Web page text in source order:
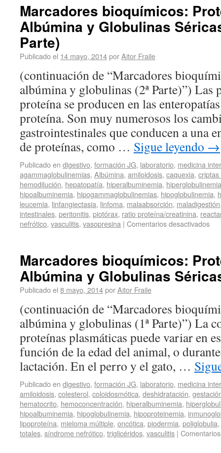
Marcadores bioquímicos:
Albúmina y Globulinas
Parte)
Publicado el 14 mayo, 2014porAitor Fraile
(continuación de “Marcadores
albúmina y globulinas (2ª Parte)”) Las
proteína se producen en las
proteína. Son muy numerosos los
gastrointestinales que conducen a una
de proteínas, como … Sigue leyendo →
Publicado en digestivo, formación JG, laboratorio, medicina
agammaglobulinemias, Albúmina, amiloidosis, caquexia,
hemodilución, hepatopatía, hiperalbuminemia, hiperglobulinemia
hipoalbuminemia, hipogammaglobulinemias, hipoglobulinemia,
leucemia, linfangiectasia, linfoma, malaabsorción, maladigestión
intestinales, peritonitis, piotórax, ratio proteína/creatinina,
nefrótico, vasculitis, vasopresina | Comentarios desactivados
Marcadores bioquímicos:
Albúmina y Globulinas
Publicado el 8 mayo, 2014porAitor Fraile
(continuación de “Marcadores
albúmina y globulinas (1ª Parte)”) La
proteínas plasmáticas puede variar en
función de la edad del animal, o
lactación. En el perro y el gato, …
Publicado en digestivo, formación JG, laboratorio, medicina
amiloidosis, colesterol, coloidosmótica, deshidratación,
hematocrito, hemoconcentración, hiperalbuminemia,
hipoalbuminemia, hipoglobulinemia, hipoproteinemia,
lipoproteína, mieloma múltiple, oncótica, piodermia, poliglobulia,
totales, síndrome nefrótico, triglicéridos, vasculitis |